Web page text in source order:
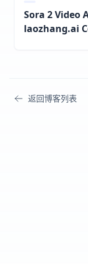
Sora 2 Video
laozhang.ai
返回博客列表